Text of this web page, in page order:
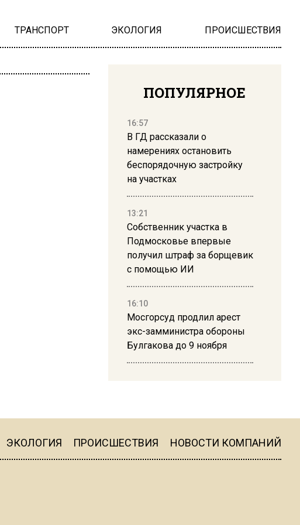
ТРАНСПОРТ ЭКОЛОГИЯ ПРОИСШЕСТВИЯ
ПОПУЛЯРНОЕ
16:57
В ГД рассказали о
намерениях остановить
беспорядочную застройку
на участках
13:21
Собственник участка в
Подмосковье впервые
получил штраф за борщевик
с помощью ИИ
16:10
Мосгорсуд продлил арест
экс-замминистра обороны
Булгакова до 9 ноября
16:19
ЭКОЛОГИЯ ПРОИСШЕСТВИЯ НОВОСТИ КОМПАНИЙ